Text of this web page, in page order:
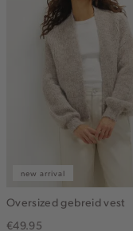
new arrival
Oversized gebreid vest
€49.95